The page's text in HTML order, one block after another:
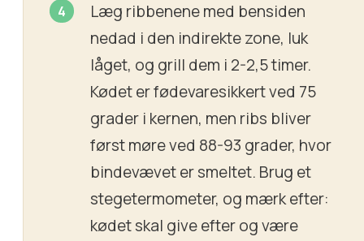
Læg ribbenene med bensiden
nedad i den indirekte zone, luk
låget, og grill dem i 2-2,5 timer.
Kødet er fødevaresikkert ved 75
grader i kernen, men ribs bliver
først møre ved 88-93 grader, hvor
bindevævet er smeltet. Brug et
stegetermometer, og mærk efter:
kødet skal give efter og være